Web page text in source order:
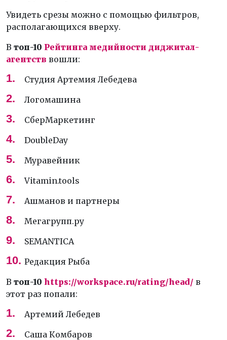
Увидеть срезы можно с помощью фильтров,
располагающихся вверху.
В топ-10 Рейтинга медийности диджитал-
агентств вошли:
Студия Артемия Лебедева
Логомашина
СберМаркетинг
DoubleDay
Муравейник
Vitamin.tools
Ашманов и партнеры
Мегагрупп.ру
SEMANTICA
Редакция Рыба
В топ-10 https://workspace.ru/rating/head/ в
этот раз попали:
Артемий Лебедев
Саша Комбаров